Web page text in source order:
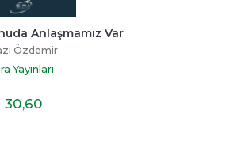
Anlaşmamız Var
Özdemir
Yayınları
30,60